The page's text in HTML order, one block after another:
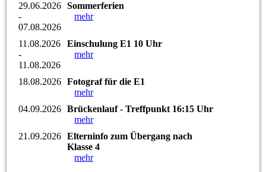
29.06.2026
-
07.08.2026
Sommerferien
mehr
11.08.2026
-
11.08.2026
Einschulung E1 10 Uhr
mehr
18.08.2026
Fotograf für die E1
mehr
04.09.2026
Brückenlauf - Treffpunkt 16:15 Uhr
mehr
21.09.2026
Elterninfo zum Übergang nach
Klasse 4
mehr